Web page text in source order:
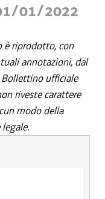
01/2022
è riprodotto, con
annotazioni, dal
ufficiale
riveste carattere
modo della